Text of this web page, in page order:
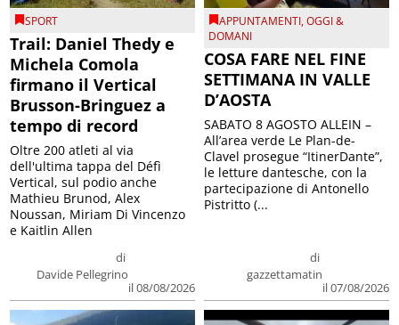
SPORT
Trail: Daniel Thedy e
Michela Comola
firmano il Vertical
Brusson-Bringuez a
tempo di record
di
Davide Pellegrino
il 08/08/2026
Oltre 200 atleti al via
dell'ultima tappa del Défì
Vertical, sul podio anche
Mathieu Brunod, Alex
Noussan, Miriam Di Vincenzo
e Kaitlin Allen
APPUNTAMENTI,OGGI &
DOMANI
COSA FARE NEL FINE
SETTIMANA IN VALLE
D’AOSTA
di
gazzettamatin
il 07/08/2026
SABATO 8 AGOSTO ALLEIN –
All’area verde Le Plan-de-
Clavel prosegue “ItinerDante”,
le letture dantesche, con la
partecipazione di Antonello
Pistritto (...